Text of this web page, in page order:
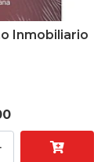
Inmobiliario